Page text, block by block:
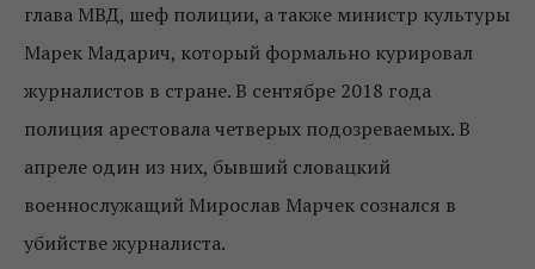
глава МВД, шеф полиции, а также министр культуры
Марек Мадарич, который формально курировал
журналистов в стране. В сентябре 2018 года
полиция арестовала четверых подозреваемых. В
апреле один из них, бывший словацкий
военнослужащий Мирослав Марчек сознался в
убийстве журналиста.